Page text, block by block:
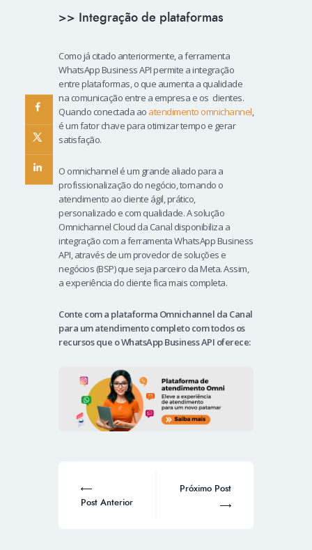
>> Integração de plataformas
Como já citado anteriormente, a ferramenta
WhatsApp Business API permite a integração
entre plataformas, o que aumenta a qualidade
na comunicação entre a empresa e os clientes.
Quando conectada ao atendimento omnichannel,
é um fator chave para otimizar tempo e gerar
satisfação.
O omnichannel é um grande aliado para a
profissionalização do negócio, tornando o
atendimento ao cliente ágil, prático,
personalizado e com qualidade. A solução
Omnichannel Cloud da Canal disponibiliza a
integração com a ferramenta WhatsApp Business
API, através de um provedor de soluções e
negócios (BSP) que seja parceiro da Meta. Assim,
a experiência do cliente fica mais completa.
Conte com a plataforma Omnichannel da Canal
para um atendimento completo com todos os
recursos que o WhatsApp Business API oferece:
Post Anterior
Próximo Post